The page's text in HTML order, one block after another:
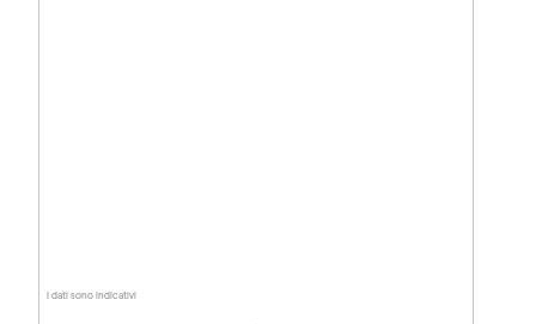
I dati sono indicativi